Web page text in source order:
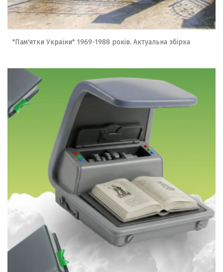
"Пам'ятки України" 1969-1988 років. Актуальна збірка